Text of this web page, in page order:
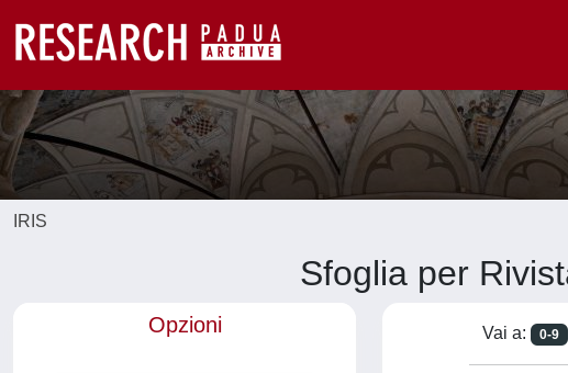
IRIS
Sfoglia per
Opzioni Vai a: 0-9